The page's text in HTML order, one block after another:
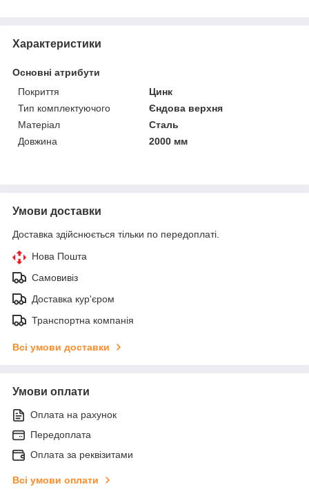
Характеристики
Основні атрибути
Покриття
Цинк
Тип комплектуючого
Єндова верхня
Матеріал
Сталь
Довжина
2000 мм
Умови доставки
Доставка здійснюється тільки по передоплаті.
Нова Пошта
Самовивіз
Доставка кур'єром
Транспортна компанія
Всі умови доставки
Умови оплати
Оплата на рахунок
Передоплата
Оплата за реквізитами
Всі умови оплати